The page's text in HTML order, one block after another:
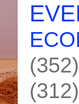
(352)
(312)